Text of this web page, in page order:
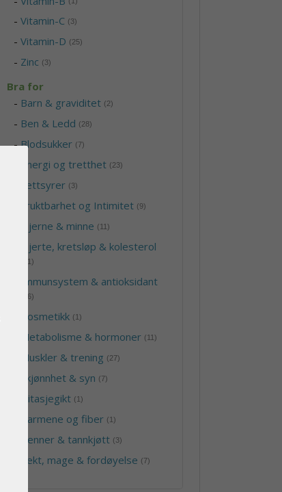
-Vitamin-C (3)
-Vitamin-D (25)
- Zinc (3)
Bra for
- Barn & graviditet (2)
- Ben & Ledd (28)
-Blodsukker (7)
Energi og tretthet (23)
Fettsyrer (3)
Fruktbarhet og Intimitet (9)
Hjerne & minne (11)
Hjerte, kretsløp & kolesterol
(21)
Immunsystem & antioksidant
(46)
Kosmetikk (1)
Metabolisme & hormoner (11)
Muskler & trening (27)
Skjønnhet & syn (7)
Slitasjegikt (1)
Tarmene og fiber (1)
Tenner & tannkjøtt (3)
Vekt, mage & fordøyelse (7)